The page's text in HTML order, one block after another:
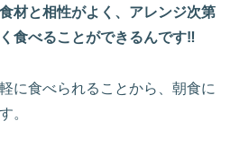
材と相性がよく、アレンジ次第
食べることができるんです‼
に食べられることから、朝食に
。